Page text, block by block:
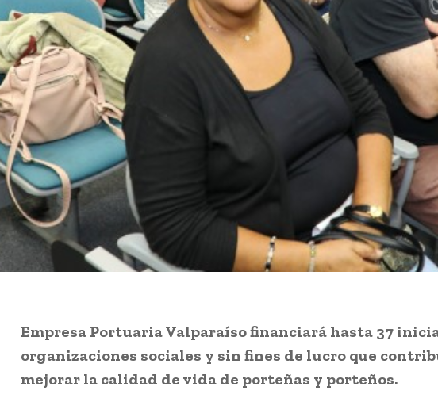
Empresa Portuaria Valparaíso financiará hasta 37
organizaciones sociales y sin fines de lucro que
mejorar la calidad de vida de porteñas y porteños.